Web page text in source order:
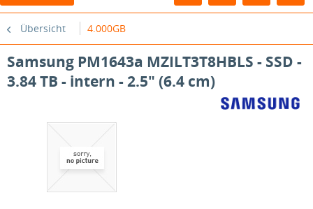
Übersicht 4.000GB
Samsung PM1643a MZILT3T8HBLS - SSD -
3.84 TB - intern - 2.5" (6.4 cm)